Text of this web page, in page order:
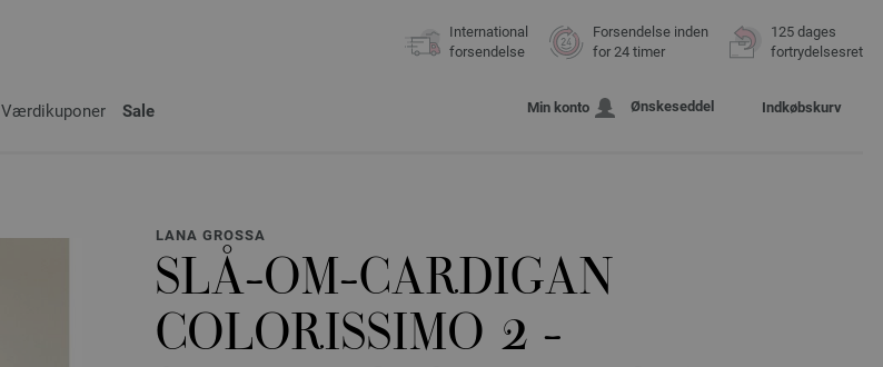
International
forsendelse
Forsendelse inden
for 24 timer
125 dages
fortrydelsesret
Værdikuponer Sale Min konto Ønskeseddel Indkøbskurv
LANA GROSSA
SLÅ-OM-CARDIGAN
COLORISSIMO 2 -